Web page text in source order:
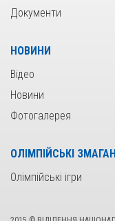
Документи
НОВИНИ
Відео
Новини
Фотогалерея
ОЛІМПІЙСЬКІ
Олімпійські ігри